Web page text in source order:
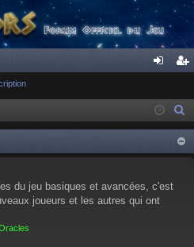
ne
xi
on
cri
pti
on
du jeu basiques et avancées, c'est
joueurs et les autres qui ont